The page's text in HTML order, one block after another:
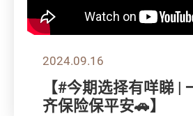
2024.09.16
【#今期选择有咩睇 |
齐保险保平安🚗】